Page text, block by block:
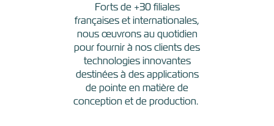
Forts de +30 filiales
françaises et internationales,
nous œuvrons au quotidien
pour fournir à nos clients des
technologies innovantes
destinées à des applications
de pointe en matière de
conception et de production.